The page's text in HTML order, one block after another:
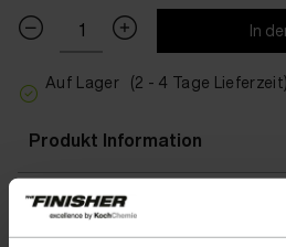
In
Auf Lager (2 - 4 Tage Lieferzeit)
Produkt Information
Anwendungsgebiete